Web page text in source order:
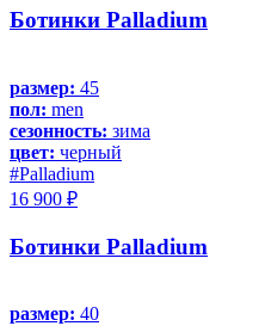
Ботинки Palladium
размер: 45
пол: men
сезонность: зима
цвет: черный
#Palladium
16 900 ₽
Ботинки Palladium
размер: 40